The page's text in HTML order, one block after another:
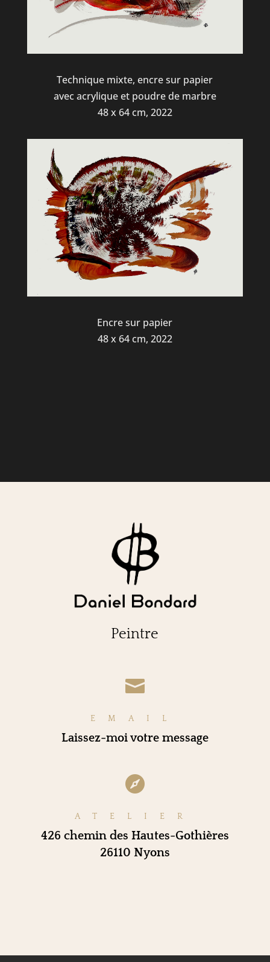
Technique mixte, encre sur papier
avec acrylique et poudre de marbre
48 x 64 cm, 2022
Encre sur papier
48 x 64 cm, 2022
Peintre

EMAIL
Laissez-moi votre message

ATELIER
426 chemin des Hautes-Gothières
26110 Nyons